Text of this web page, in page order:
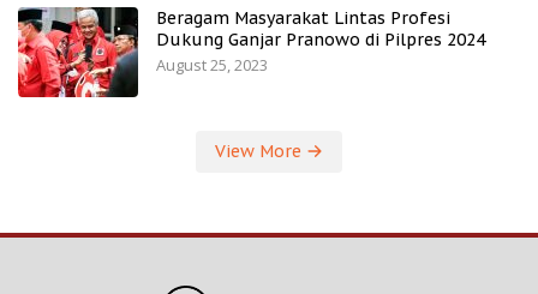
Beragam Masyarakat Lintas Profesi
Dukung Ganjar Pranowo di Pilpres 2024
August 25, 2023
View More